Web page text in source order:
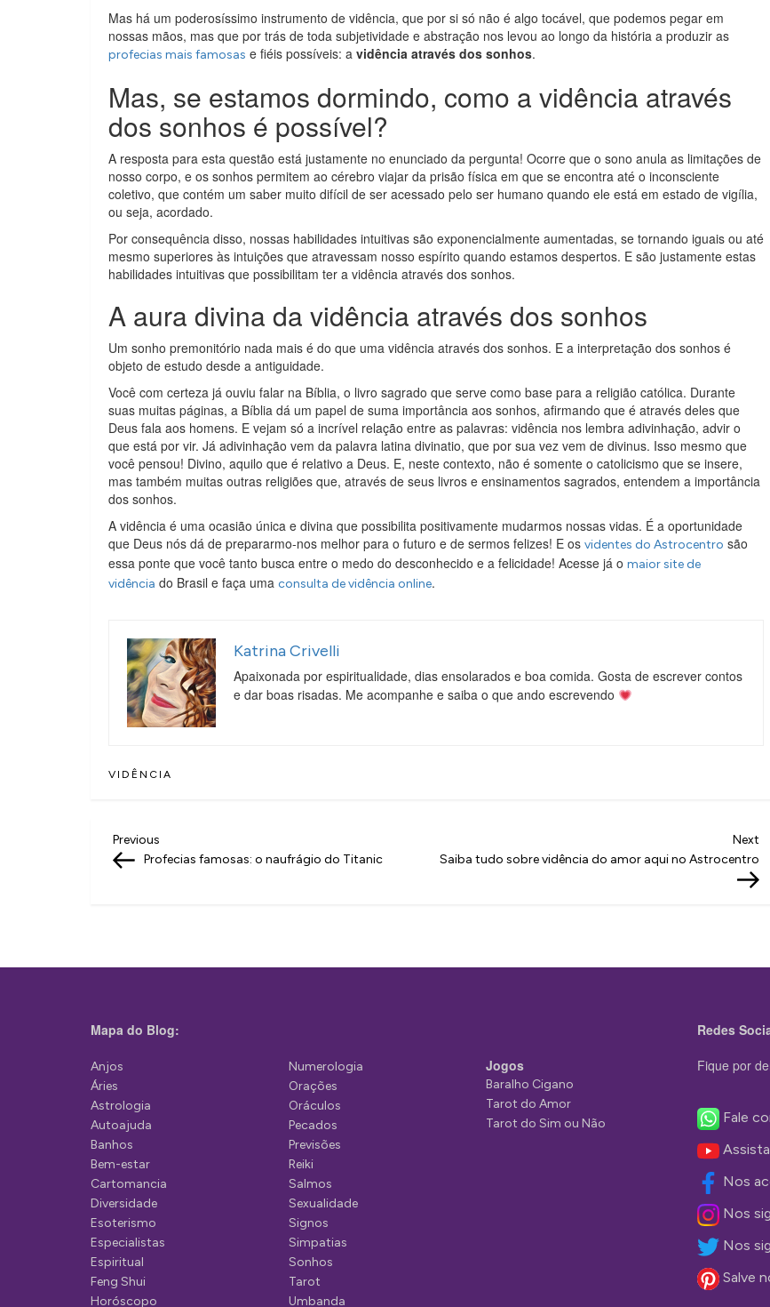
Mas há um poderosíssimo instrumento de vidência, que por si só não é algo tocável, que podemos pegar em
nossas mãos, mas que por trás de toda subjetividade e abstração nos levou ao longo da história a produzir as
profecias mais famosas e fiéis possíveis: a vidência através dos sonhos.
Mas, se estamos dormindo, como a vidência através
dos sonhos é possível?
A resposta para esta questão está justamente no enunciado da pergunta! Ocorre que o sono anula as limitações de
nosso corpo, e os sonhos permitem ao cérebro viajar da prisão física em que se encontra até o inconsciente
coletivo, que contém um saber muito difícil de ser acessado pelo ser humano quando ele está em estado de vigília,
ou seja, acordado.
Por consequência disso, nossas habilidades intuitivas são exponencialmente aumentadas, se tornando iguais ou até
mesmo superiores às intuições que atravessam nosso espírito quando estamos despertos. E são justamente estas
habilidades intuitivas que possibilitam ter a vidência através dos sonhos.
A aura divina da vidência através dos sonhos
Um sonho premonitório nada mais é do que uma vidência através dos sonhos. E a interpretação dos sonhos é
objeto de estudo desde a antiguidade.
Você com certeza já ouviu falar na Bíblia, o livro sagrado que serve como base para a religião católica. Durante
suas muitas páginas, a Bíblia dá um papel de suma importância aos sonhos, afirmando que é através deles que
Deus fala aos homens. E vejam só a incrível relação entre as palavras: vidência nos lembra adivinhação, advir o
que está por vir. Já adivinhação vem da palavra latina divinatio, que por sua vez vem de divinus. Isso mesmo que
você pensou! Divino, aquilo que é relativo a Deus. E, neste contexto, não é somente o catolicismo que se insere,
mas também muitas outras religiões que, através de seus livros e ensinamentos sagrados, entendem a importância
dos sonhos.
A vidência é uma ocasião única e divina que possibilita positivamente mudarmos nossas vidas. É a oportunidade
que Deus nós dá de prepararmo-nos melhor para o futuro e de sermos felizes! E os videntes do Astrocentro são
essa ponte que você tanto busca entre o medo do desconhecido e a felicidade! Acesse já o maior site de
vidência do Brasil e faça uma consulta de vidência online.
Katrina Crivelli
Apaixonada por espiritualidade, dias ensolarados e boa comida. Gosta de escrever contos
e dar boas risadas. Me acompanhe e saiba o que ando escrevendo
VIDÊNCIA
N
a
g
ç
o
d
e
P
o
s
t
Previous
Post
Previous
Profecias famosas: o naufrágio do Titanic
Next
Saiba tudo sobre vidência do amor aqui no Astrocentro
Mapa do Blog:
Anjos
Áries
Astrologia
Autoajuda
Banhos
Bem-estar
Cartomancia
Diversidade
Esoterismo
Especialistas
Espiritual
Feng Shui
Horóscopo
Numerologia
Orações
Oráculos
Pecados
Previsões
Reiki
Salmos
Sexualidade
Signos
Simpatias
Sonhos
Tarot
Umbanda
Jogos
Baralho Cigano
Tarot do Amor
Tarot do Sim ou Não
Redes
Fique por
Fale
Nos
Nos
Nos
Salve